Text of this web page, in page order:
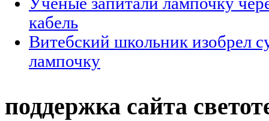
кабель
Витебский школьник изобрел
лампочку
поддержка сайта